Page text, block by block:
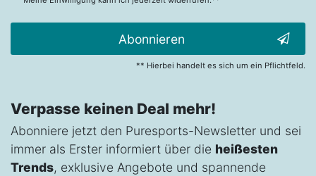
Abonnieren
** Hierbei handelt es sich um ein Pflichtfeld.
Verpasse keinen Deal mehr!
Abonniere jetzt den Puresports-Newsletter und sei
immer als Erster informiert über die heißesten
Trends, exklusive Angebote und spannende